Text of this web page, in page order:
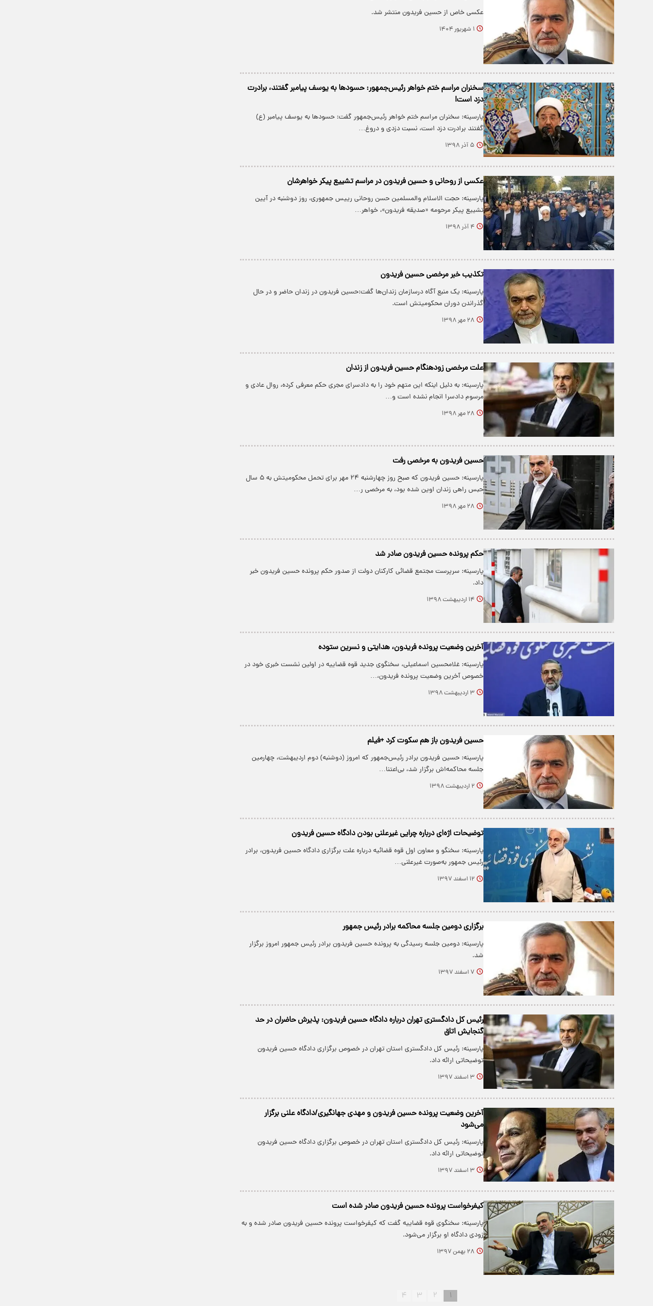
عکسی خاص از حسین فریدون منتشر شد.
۱ شهریور ۱۴۰۴
سخنران مراسم ختم خواهر رئیس‌جمهور: حسودها به یوسف پیامبر گفتند، برادرت
دزد است!
پارسینه: سخنران مراسم ختم خواهر رئیس‌جمهور گفت: حسودها به یوسف پیامبر (ع)
گفتند برادرت دزد است، نسبت دزدی و دروغ…
۵ آذر ۱۳۹۸
عکسی از روحانی و حسین فریدون در مراسم تشییع پیکر خواهرشان
پارسینه: حجت الاسلام والمسلمین حسن روحانی رییس جمهوری، روز دوشنبه در آیین
تشییع پیکر مرحومه «صدیقه فریدون»، خواهر…
۴ آذر ۱۳۹۸
تکذیب خبر مرخصی حسین فریدون
پارسینه: یک منبع آگاه درسازمان زندان‌ها گفت:حسین فریدون در زندان حاضر و در حال
گذراندن دوران محکومیتش است.
۲۸ مهر ۱۳۹۸
علت مرخصی زودهنگام حسین فریدون از زندان
پارسینه: به دلیل اینکه این متهم خود را به دادسرای مجری حکم معرفی کرده، روال عادی و
مرسوم دادسرا انجام نشده است و…
۲۸ مهر ۱۳۹۸
حسین فریدون به مرخصی رفت
پارسینه: حسین فریدون که صبح روز چهارشنبه ۲۴ مهر برای تحمل محکومیتش به ۵ سال
حبس راهی زندان اوین شده بود، به مرخصی ر…
۲۸ مهر ۱۳۹۸
حکم پرونده حسین فریدون صادر شد
پارسینه: سرپرست مجتمع قضائی کارکنان دولت از صدور حکم پرونده حسین فریدون خبر
داد.
۱۴ اردیبهشت ۱۳۹۸
آخرین وضعیت پرونده فریدون، هدایتی و نسرین ستوده
پارسینه: غلامحسین اسماعیلی، سخنگوی جدید قوه قضاییه در اولین نشست خبری خود در
خصوص آخرین وضعیت پرونده فریدون،…
۳ اردیبهشت ۱۳۹۸
حسین فریدون باز هم سکوت کرد +فیلم
پارسینه: حسین فریدون برادر رئیس‌جمهور که امروز (دوشنبه) دوم اردیبهشت، چهارمین
جلسه محاکمه‌اش برگزار شد، بی‌اعتنا…
۲ اردیبهشت ۱۳۹۸
توضیحات اژه‌ای درباره چرایی غیرعلنی بودن دادگاه حسین فریدون
پارسینه: سخنگو و معاون اول قوه قضائیه درباره علت برگزاری دادگاه حسین فریدون، برادر
رئیس جمهور به‌صورت غیرعلنی…
۱۲ اسفند ۱۳۹۷
برگزاری دومین جلسه محاکمه برادر رئیس جمهور
پارسینه: دومین جلسه رسیدگی به پرونده حسین فریدون برادر رئیس جمهور امروز برگزار
شد.
۷ اسفند ۱۳۹۷
رئیس کل دادگستری تهران درباره دادگاه حسین فریدون: پذیرش حاضران در حد
گنجایش اتاق
پارسینه: رئیس کل دادگستری استان تهران در خصوص برگزاری دادگاه حسین فریدون
توضیحاتی ارائه داد.
۳ اسفند ۱۳۹۷
آخرین وضعیت پرونده حسین فریدون و مهدی جهانگیری/دادگاه علنی برگزار
می‌شود
پارسینه: رئیس کل دادگستری استان تهران در خصوص برگزاری دادگاه حسین فریدون
توضیحاتی ارائه داد.
۳ اسفند ۱۳۹۷
کیفرخواست پرونده حسین فریدون صادر شده است
پارسینه: سخنگوی قوه قضاییه گفت که کیفرخواست پرونده حسین فریدون صادر شده و به
زودی دادگاه او برگزار می‌شود.
۲۸ بهمن ۱۳۹۷
۱ ۲ ۳ ۴